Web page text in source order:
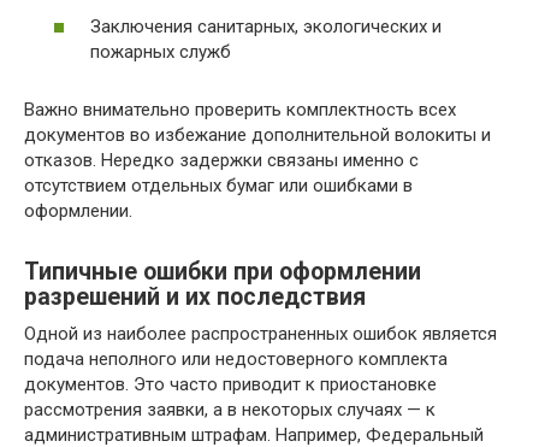
Заключения санитарных, экологических и
пожарных служб
Важно внимательно проверить комплектность всех
документов во избежание дополнительной волокиты и
отказов. Нередко задержки связаны именно с
отсутствием отдельных бумаг или ошибками в
оформлении.
Типичные ошибки при оформлении
разрешений и их последствия
Одной из наиболее распространенных ошибок является
подача неполного или недостоверного комплекта
документов. Это часто приводит к приостановке
рассмотрения заявки, а в некоторых случаях — к
административным штрафам. Например, Федеральный